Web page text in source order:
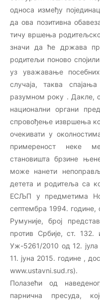
односа између
да ова позитивна
тичу вршења
значи да ће држава
родитељи поново
уз уважавање
случаја, таква
разумном року . Дакле,
национални органи
спровођење извршења
очекивати у
примереност неке
становишта брзине
може нанети
детета и родитеља са
ЕСЉП у предметима
септембра 1994. године,
Румуније, број
против Србије, ст.
Уж-5261/2010 од 12.
11. јуна 2015. године ,
www.ustavni.sud.rs).
Полазећи од
парнична пресуда,